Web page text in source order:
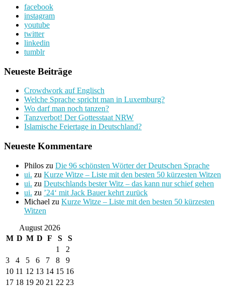
facebook
instagram
youtube
twitter
linkedin
tumblr
Neueste Beiträge
Crowdwork auf Englisch
Welche Sprache spricht man in Luxemburg?
Wo darf man noch tanzen?
Tanzverbot! Der Gottesstaat NRW
Islamische Feiertage in Deutschland?
Neueste Kommentare
Philos zu Die 96 schönsten Wörter der Deutschen Sprache
ui. zu Kurze Witze – Liste mit den besten 50 kürzesten Witzen
ui. zu Deutschlands bester Witz – das kann nur schief gehen
ui. zu ’24‘ mit Jack Bauer kehrt zurück
Michael zu Kurze Witze – Liste mit den besten 50 kürzesten
Witzen
August 2026
M D M D F S
S
1
2
3
4 5 6 7 8
9
10 11 12 13 14 15 16
17 18 19 20 21 22 23